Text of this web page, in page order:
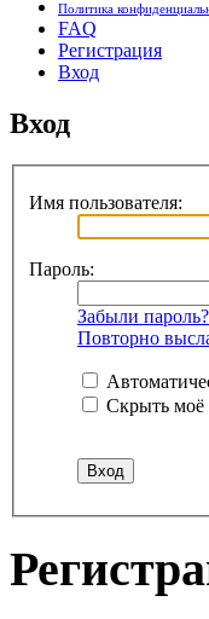
Политика
FAQ
Регистрация
Вход
Вход
Имя пользователя:
Пароль:
Забыли пароль?
Повторно
Скрыть моё